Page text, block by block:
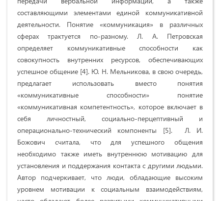
составляющими элементами единой коммуникативной
деятельности. Понятие «коммуникация» в различных
сферах трактуется по-разному. Л. А. Петровская
определяет коммуникативные способности как
совокупность внутренних ресурсов, обеспечивающих
успешное общение [4]. Ю. Н. Мельникова, в свою очередь,
предлагает использовать вместо понятия
«коммуникативные способности» понятие
«коммуникативная компетентность», которое включает в
себя личностный, социально-перцептивный и
операционально-технический компоненты [5]. Л. И.
Божович считала, что для успешного общения
необходимо также иметь внутреннюю мотивацию для
установления и поддержания контакта с другими людьми.
Автор подчеркивает, что люди, обладающие высоким
уровнем мотивации к социальным взаимодействиям,